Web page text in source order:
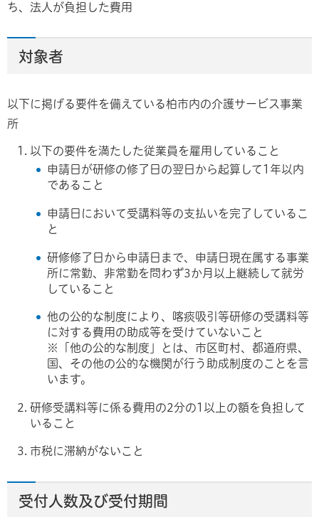
ち、法人が負担した費用
対象者
以下に掲げる要件を備えている柏市内の介護サービス事業
所
以下の要件を満たした従業員を雇用していること
申請日が研修の修了日の翌日から起算して1年以内
であること
申請日において受講料等の支払いを完了しているこ
と
研修修了日から申請日まで、申請日現在属する事業
所に常勤、非常勤を問わず3か月以上継続して就労
していること
他の公的な制度により、喀痰吸引等研修の受講料等
に対する費用の助成等を受けていないこと
※「他の公的な制度」とは、市区町村、都道府県、
国、その他の公的な機関が行う助成制度のことを言
います。
研修受講料等に係る費用の2分の1以上の額を負担して
いること
市税に滞納がないこと
受付人数及び受付期間